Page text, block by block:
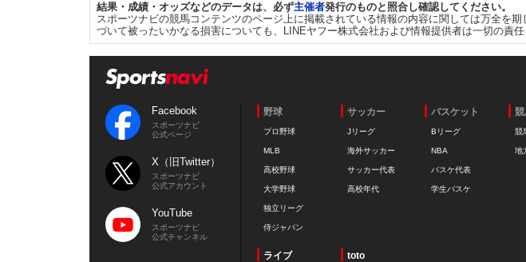
結果・成績・オッズなどのデータは、必ず主催者発行のものと照合し確認してください。
スポーツナビの競馬コンテンツのページ上に掲載されている情報の内容に関しては万全を
づいて被ったいかなる損害についても、LINEヤフー株式会社および情報提供者は一切の責任
Facebook
スポーツナビ
公式ページ
X（旧Twitter）
スポーツナビ
公式アカウント
YouTube
スポーツナビ
公式チャンネル
野球
プロ野球
MLB
高校野球
大学野球
独立リーグ
侍ジャパン
サッカー
Jリーグ
海外サッカー
サッカー代表
高校年代
バスケット
Bリーグ
NBA
バスケ代表
学生バスケ
競
地
ライブ toto